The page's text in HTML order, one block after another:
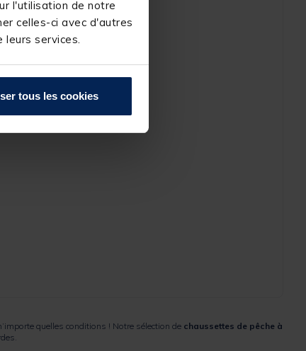
l'utilisation de notre
celles-ci avec d'autres
services.
tous les cookies
quelles conditions ! Notre sélection de chaussettes de pêche à